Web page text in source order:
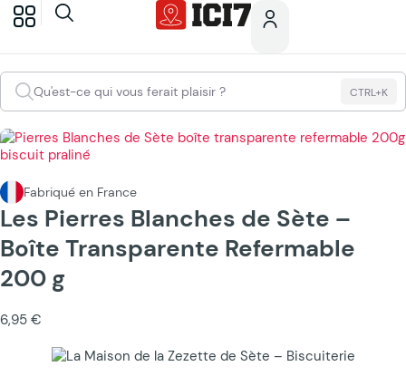
Qu'est-ce qui vous ferait plaisir ? CTRL+K
Fabriqué en France
Les Pierres Blanches de Sète –
Boîte Transparente Refermable
200 g
6,95 €